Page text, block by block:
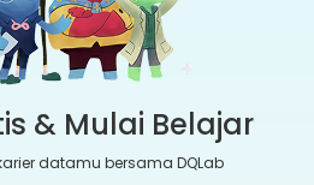
& Mulai Belajar
datamu bersama DQLab